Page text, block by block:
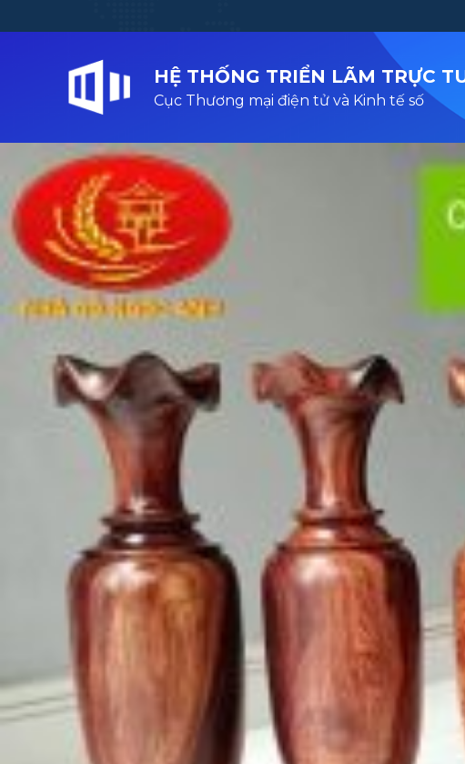
HỆ THỐNG TRIỂN LÃM TRỰC
Cục Thương mại điện tử và Kinh tế số